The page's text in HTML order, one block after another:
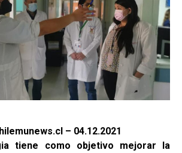
– 04.12.2021
tiene como objetivo mejorar la